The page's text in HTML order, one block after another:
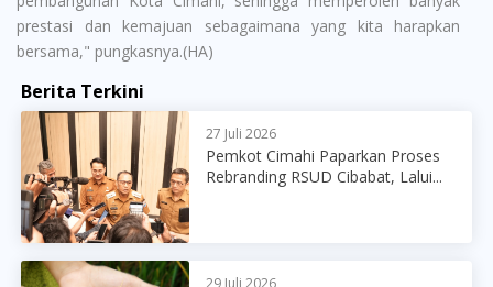
prestasi dan kemajuan sebagaimana yang kita harapkan
bersama," pungkasnya.(HA)
Berita Terkini
27 Juli 2026
Pemkot Cimahi Paparkan Proses
Rebranding RSUD Cibabat, Lalui...
29 Juli 2026